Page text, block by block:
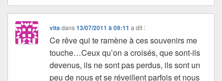
vitadans13/07/2011 à 09:11 a dit :
Ce rêve qui te ramène à ces souvenirs me
touche…Ceux qu’on a croisés, que sont-ils
devenus, ils ne sont pas perdus, ils sont un
peu de nous et se réveillent parfois et nous